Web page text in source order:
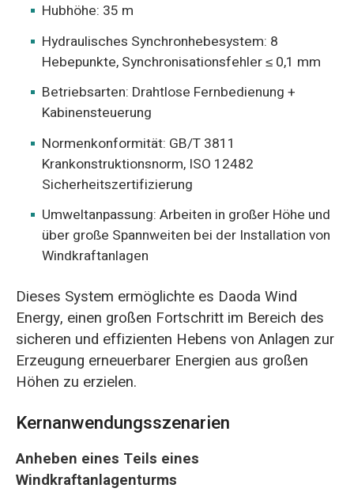
Hubhöhe: 35 m
Hydraulisches Synchronhebesystem: 8
Hebepunkte, Synchronisationsfehler ≤ 0,1 mm
Betriebsarten: Drahtlose Fernbedienung +
Kabinensteuerung
Normenkonformität: GB/T 3811
Krankonstruktionsnorm, ISO 12482
Sicherheitszertifizierung
Umweltanpassung: Arbeiten in großer Höhe und
über große Spannweiten bei der Installation von
Windkraftanlagen
Dieses System ermöglichte es Daoda Wind
Energy, einen großen Fortschritt im Bereich des
sicheren und effizienten Hebens von Anlagen zur
Erzeugung erneuerbarer Energien aus großen
Höhen zu erzielen.
Kernanwendungsszenarien
Anheben eines Teils eines
Windkraftanlagenturms